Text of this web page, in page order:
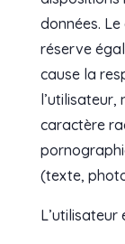
données.
réserve
cause la
l’utilisateur,
caractère
(texte,
L’utilisateur